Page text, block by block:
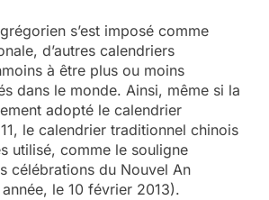
s’est imposé comme
d’autres calendriers
à être plus ou moins
dans le monde. Ainsi, même si la
adopté le calendrier
le calendrier traditionnel chinois
utilisé, comme le souligne
célébrations du Nouvel An
le 10 février 2013).